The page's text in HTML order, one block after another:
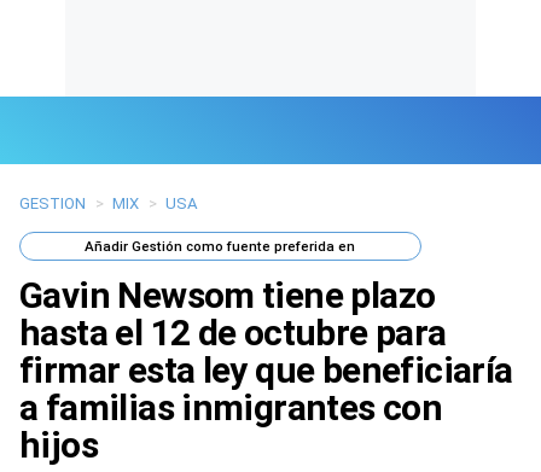
Últimas Noticias
Mi Bolsillo
Respuestas
Gente
Vida Laboral
GESTION > MIX > USA
AñadirGestión como fuente preferida en
Gavin Newsom tiene plazo
hasta el 12 de octubre para
firmar esta ley que beneficiaría
a familias inmigrantes con
hijos